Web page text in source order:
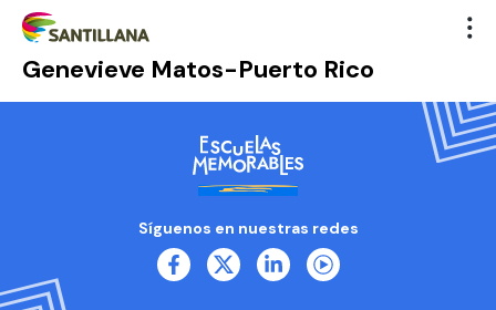
Genevieve Matos-Puerto Rico
Síguenos en nuestras redes